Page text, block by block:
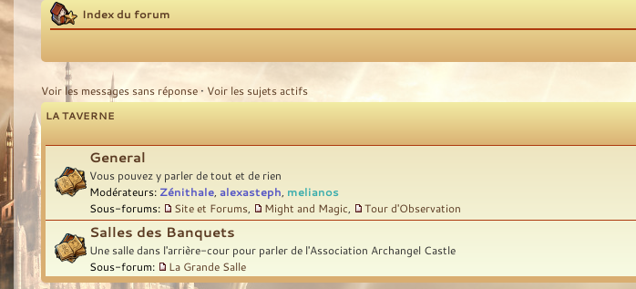
Index du forum
Voir les messages sans réponse • Voir les sujets actifs
LA TAVERNE
General
Vous pouvez y parler de tout et de rien
Modérateurs: Zénithale alexasteph melianos
Sous-forums:
Site et Forums Might and Magic Tour d'Observation
Salles des Banquets
Une salle dans l'arrière-cour pour parler de l'Association Archangel Castle
Sous-forum:
La Grande Salle